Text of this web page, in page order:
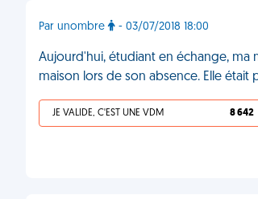
Par unombre - 03/07/2018 18:00
Aujourd'hui, étudiant en échange, ma
maison lors de son absence. Elle
JE VALIDE, C'EST UNE VDM 8 642